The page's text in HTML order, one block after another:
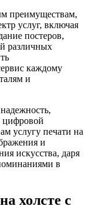
преимуществам,
услуг, включая
постеров,
различных
каждому
и
цифровой
услугу печати на
и
искусства, даря
в
холсте с